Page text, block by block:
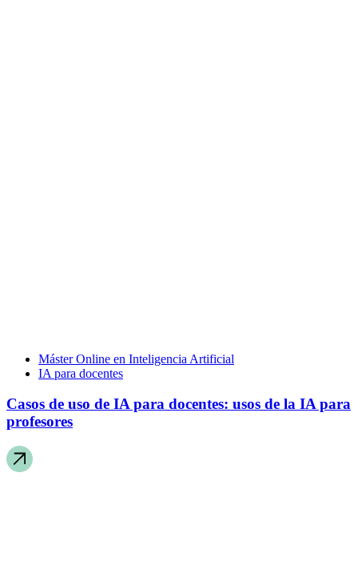
Máster Online en Inteligencia Artificial
IA para docentes
Casos de uso de IA para docentes: usos de la IA para
profesores